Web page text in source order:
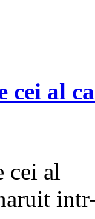
cei al